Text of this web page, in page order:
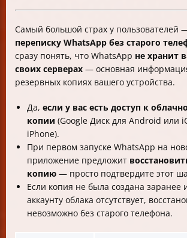
Самый большой страх у пользователей
переписку WhatsApp без старого
сразу понять, что WhatsApp не хранит
своих серверах — основная
резервных копиях вашего устройства.
Да, если у вас есть доступ к
копии (Google Диск для Android или
iPhone).
При первом запуске WhatsApp на
приложение предложит
копию — просто подтвердите этот
Если копия не была создана заранее
аккаунту облака отсутствует,
невозможно без старого телефона.